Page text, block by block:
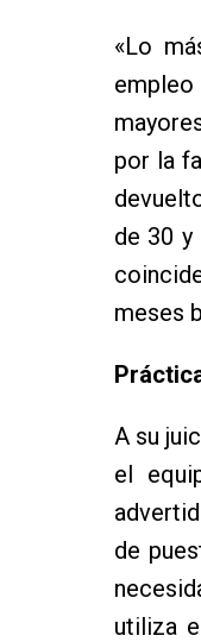
«Lo
por la
de 30
meses
A su
el
de
utiliza